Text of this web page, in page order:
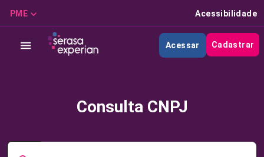
PME Acessibilidade
Acessar Cadastrar
Consulta CNPJ